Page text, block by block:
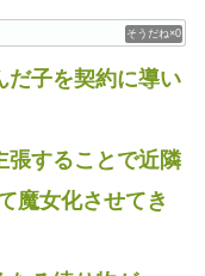
0
だ子を契約に導い
張することで近隣
魔女化させてき